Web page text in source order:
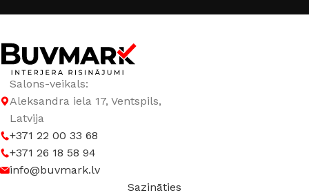
Salons-veikals:
Aleksandra iela 17, Ventspils,
Latvija
+371 22 00 33 68
+371 26 18 58 94
info@buvmark.lv
Sazināties